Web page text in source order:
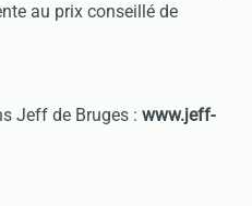
au prix conseillé de
Jeff de Bruges : www.jeff-